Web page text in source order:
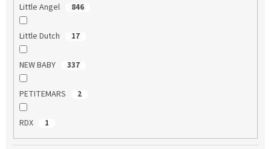
Little Angel 846
Little Dutch 17
NEW BABY 337
PETITEMARS 2
RDX 1